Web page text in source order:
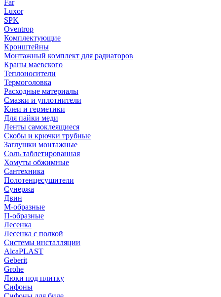
Far
Luxor
SPK
Oventrop
Комплектующие
Кронштейны
Монтажный комплект для радиаторов
Краны маевского
Теплоносители
Термоголовка
Расходные материалы
Смазки и уплотнители
Клеи и герметики
Для пайки меди
Ленты самоклеящиеся
Скобы и крючки трубные
Заглушки монтажные
Соль таблетированная
Хомуты обжимные
Сантехника
Полотенцесушители
Сунержа
Двин
М-образные
П-образные
Лесенка
Лесенка с полкой
Системы инсталляции
AlcaPLAST
Geberit
Grohe
Люки под плитку
Сифоны